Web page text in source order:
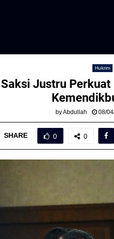
Hukrim
Justru
byAbdullah 08/
SHARE 0 0